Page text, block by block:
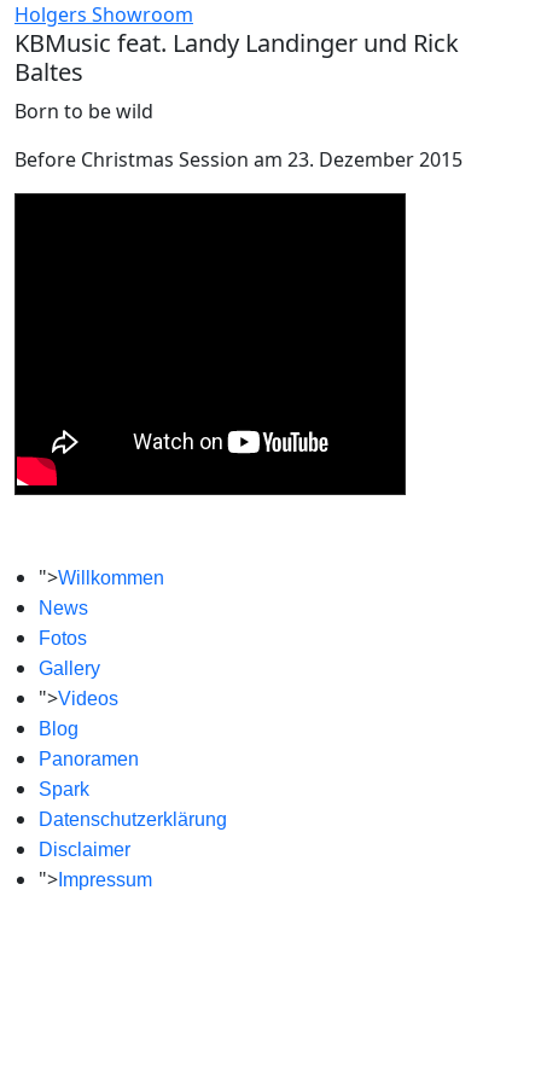
Holgers Showroom
KBMusic feat. Landy Landinger und Rick
Baltes
Born to be wild
Before Christmas Session am 23. Dezember 2015
">Willkommen
News
Fotos
Gallery
">Videos
Blog
Panoramen
Spark
Datenschutzerklärung
Disclaimer
"> Impressum